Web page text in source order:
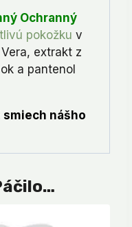
Ochranný
pokožku v
extrakt z
a pantenol
nášho